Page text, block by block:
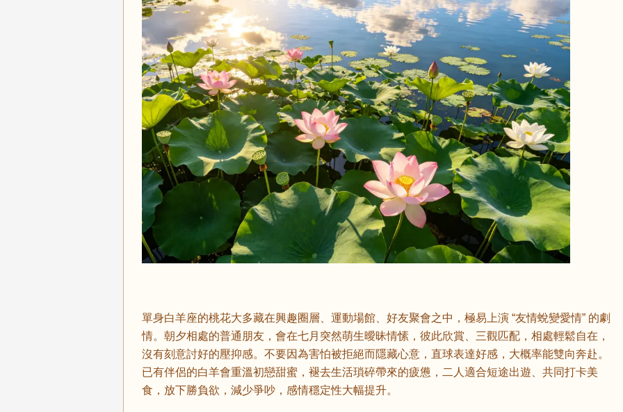
單身白羊座的桃花大多藏在興趣圈層、運動場館、好友聚會之中，極易上演 “友情蛻變愛情” 的劇
情。朝夕相處的普通朋友，會在七月突然萌生曖昧情愫，彼此欣賞、三觀匹配，相處輕鬆自在，
沒有刻意討好的壓抑感。不要因為害怕被拒絕而隱藏心意，直球表達好感，大概率能雙向奔赴。
已有伴侶的白羊會重溫初戀甜蜜，褪去生活瑣碎帶來的疲憊，二人適合短途出遊、共同打卡美
食，放下勝負欲，減少爭吵，感情穩定性大幅提升。
鼠 牛
蛇